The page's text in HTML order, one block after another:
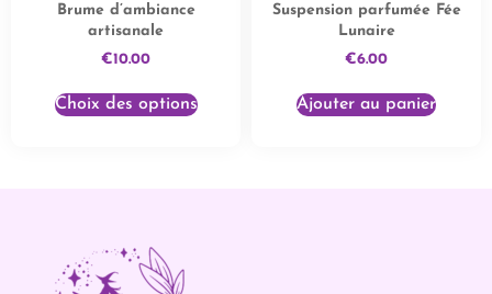
Brume d’ambiance
artisanale
€10.00
Choix des options
Suspension parfumée Fée
Lunaire
€6.00
Ajouter au panier